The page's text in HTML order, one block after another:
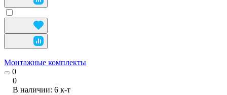
Монтажные комплекты
0
0
В наличии: 6 к-т